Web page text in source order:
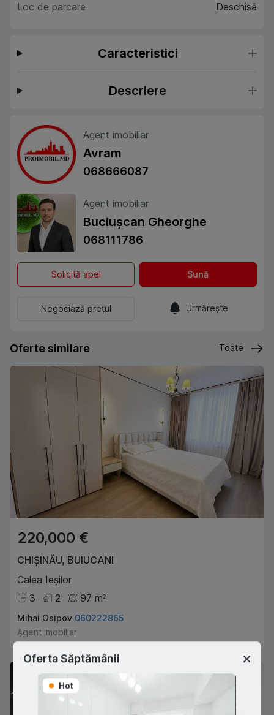
Loc de parcare
Deschisă
Caracteristici
Descriere
Agent imobiliar
Avram
068666087
Agent imobiliar
Buciușcan Gheorghe
068111786
Solicită apel Sună
Negociază prețul Urmărește
Oferte similare Toate
220,000 €
CHIȘINĂU, BUIUCANI
Calea Ieșilor
3
2 97 m2
Mihai Osipov 060222865
Agent imobiliar
Oferta Săptămânii
Hot